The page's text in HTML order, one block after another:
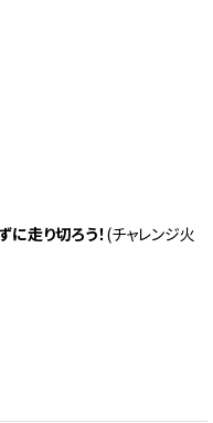
走り切ろう！(チャレンジ火